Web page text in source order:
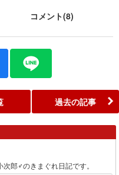
コメント(8)
過去の記事
郎♂のきまぐれ日記です。